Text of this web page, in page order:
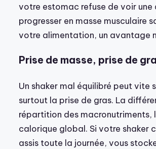
votre estomac refuse de voir
progresser en masse musculaire
votre alimentation, un avantage
Prise de masse, prise de
Un shaker mal équilibré peut
surtout la prise de gras. La
répartition des macronutriments,
calorique global. Si votre shaker
assis toute la journée, vous